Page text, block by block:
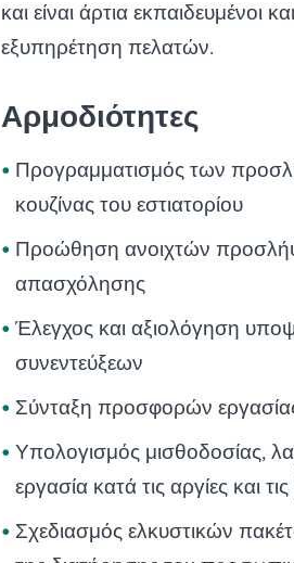
και είναι άρτια εκπαιδευμένοι
εξυπηρέτηση πελατών.
Αρμοδιότητες
Προγραμματισμός των
κουζίνας του εστιατορίου
Προώθηση ανοιχτών
απασχόλησης
Έλεγχος και αξιολόγηση
συνεντεύξεων
Σύνταξη προσφορών
Υπολογισμός μισθοδοσίας,
εργασία κατά τις αργίες και
Σχεδιασμός ελκυστικών